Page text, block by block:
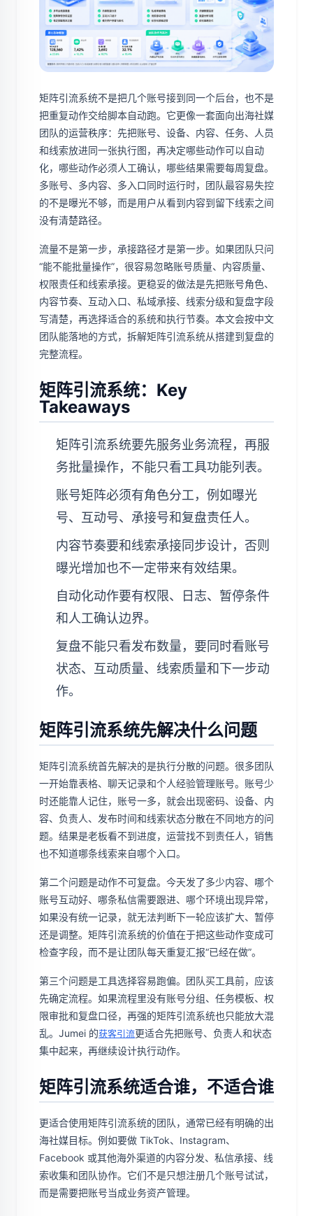
矩阵引流系统不是把几个账号接到同一个后台，也不是
把重复动作交给脚本自动跑。它更像一套面向出海社媒
团队的运营秩序：先把账号、设备、内容、任务、人员
和线索放进同一张执行图，再决定哪些动作可以自动
化，哪些动作必须人工确认，哪些结果需要每周复盘。
多账号、多内容、多入口同时运行时，团队最容易失控
的不是曝光不够，而是用户从看到内容到留下线索之间
没有清楚路径。
流量不是第一步，承接路径才是第一步。如果团队只问
“能不能批量操作”，很容易忽略账号质量、内容质量、
权限责任和线索承接。更稳妥的做法是先把账号角色、
内容节奏、互动入口、私域承接、线索分级和复盘字段
写清楚，再选择适合的系统和执行节奏。本文会按中文
团队能落地的方式，拆解矩阵引流系统从搭建到复盘的
完整流程。
矩阵引流系统：Key
Takeaways
矩阵引流系统要先服务业务流程，再服
务批量操作，不能只看工具功能列表。
账号矩阵必须有角色分工，例如曝光
号、互动号、承接号和复盘责任人。
内容节奏要和线索承接同步设计，否则
曝光增加也不一定带来有效结果。
自动化动作要有权限、日志、暂停条件
和人工确认边界。
复盘不能只看发布数量，要同时看账号
状态、互动质量、线索质量和下一步动
作。
矩阵引流系统先解决什么问题
矩阵引流系统首先解决的是执行分散的问题。很多团队
一开始靠表格、聊天记录和个人经验管理账号。账号少
时还能靠人记住，账号一多，就会出现密码、设备、内
容、负责人、发布时间和线索状态分散在不同地方的问
题。结果是老板看不到进度，运营找不到责任人，销售
也不知道哪条线索来自哪个入口。
第二个问题是动作不可复盘。今天发了多少内容、哪个
账号互动好、哪条私信需要跟进、哪个环境出现异常，
如果没有统一记录，就无法判断下一轮应该扩大、暂停
还是调整。矩阵引流系统的价值在于把这些动作变成可
检查字段，而不是让团队每天重复汇报“已经在做”。
第三个问题是工具选择容易跑偏。团队买工具前，应该
先确定流程。如果流程里没有账号分组、任务模板、权
限审批和复盘口径，再强的矩阵引流系统也只能放大混
乱。Jumei 的获客引流更适合先把账号、负责人和状态
集中起来，再继续设计执行动作。
矩阵引流系统适合谁，不适合谁
更适合使用矩阵引流系统的团队，通常已经有明确的出
海社媒目标。例如要做 TikTok、Instagram、
Facebook 或其他海外渠道的内容分发、私信承接、线
索收集和团队协作。它们不是只想注册几个账号试试，
而是需要把账号当成业务资产管理。